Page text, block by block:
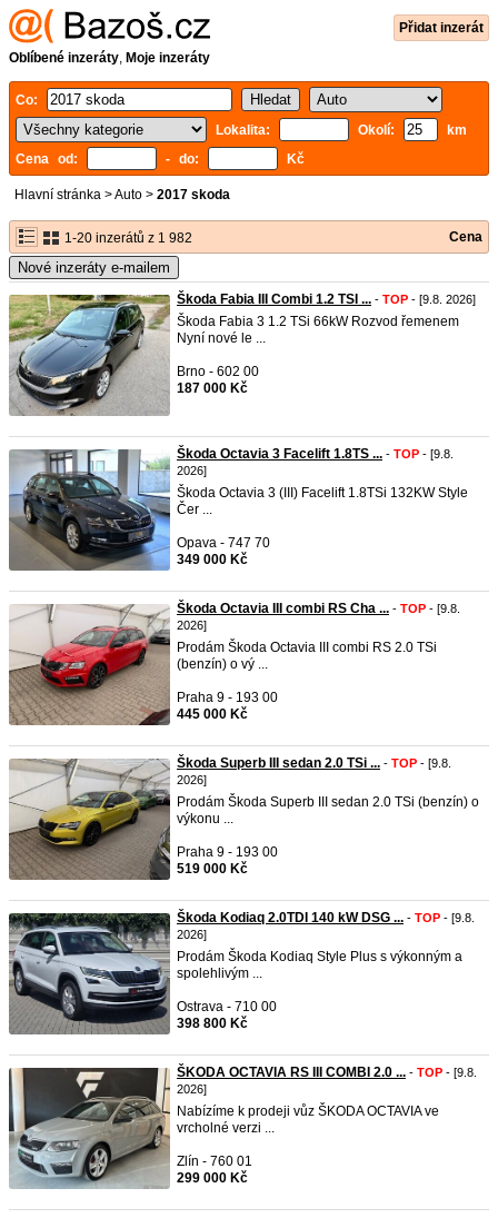
Přidat inzerát
Oblíbené inzeráty, Moje inzeráty
Co:
Lokalita:
Okolí:
km
Cena od:
- do: Kč
Hlavní stránka >Auto > 2017 skoda
1-20 inzerátů z 1 982 Cena
Nové inzeráty e-mailem
Škoda Fabia III Combi 1.2 TSI ... - TOP - [9.8. 2026]
Škoda Fabia 3 1.2 TSi 66kW Rozvod řemenem
Nyní nové le ...
Brno - 602 00
187 000 Kč
Škoda Octavia 3 Facelift 1.8TS ... - TOP - [9.8.
2026]
Škoda Octavia 3 (III) Facelift 1.8TSi 132KW Style
Čer ...
Opava - 747 70
349 000 Kč
Škoda Octavia III combi RS Cha ... - TOP - [9.8.
2026]
Prodám Škoda Octavia III combi RS 2.0 TSi
(benzín) o vý ...
Praha 9 - 193 00
445 000 Kč
Škoda Superb III sedan 2.0 TSi ... - TOP - [9.8.
2026]
Prodám Škoda Superb III sedan 2.0 TSi (benzín) o
výkonu ...
Praha 9 - 193 00
519 000 Kč
Škoda Kodiaq 2.0TDI 140 kW DSG ... - TOP - [9.8.
2026]
Prodám Škoda Kodiaq Style Plus s výkonným a
spolehlivým ...
Ostrava - 710 00
398 800 Kč
ŠKODA OCTAVIA RS III COMBI 2.0 ... - TOP - [9.8.
2026]
Nabízíme k prodeji vůz ŠKODA OCTAVIA ve
vrcholné verzi ...
Zlín - 760 01
299 000 Kč